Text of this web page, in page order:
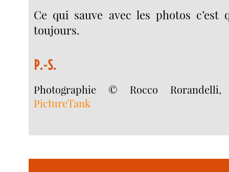
Ce qui sauve avec les photos c’est
toujours.
P.-S.
Photographie © Rocco
PictureTank